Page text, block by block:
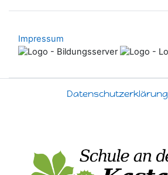
Impressum
Datenschutzerklärung